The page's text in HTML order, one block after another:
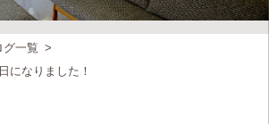
グ一覧
になりました！